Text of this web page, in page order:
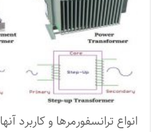
انواع ترانسفورمرها و کاربرد آنها